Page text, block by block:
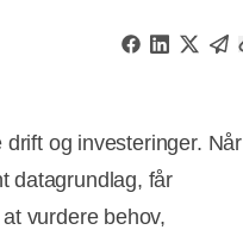
drift og investeringer. Når
datagrundlag, får
vurdere behov,